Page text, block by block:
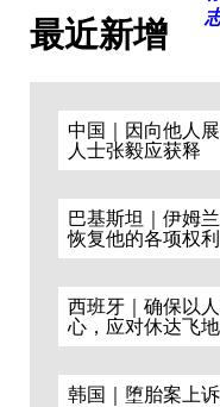
最近新增
中国｜因向他人
人士张毅应获释
巴基斯坦｜伊姆
恢复他的各项权利
西班牙｜确保以
心，应对休达飞
韩国｜堕胎案上